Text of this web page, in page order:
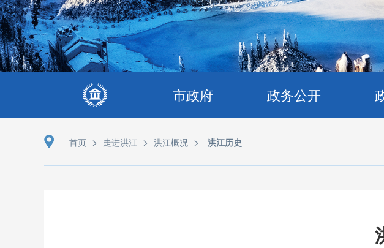
市政府 政务公开
首页 > 走进洪江 > 洪江概况 > 洪江历史